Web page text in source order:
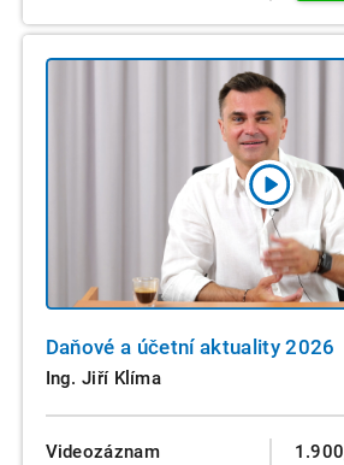
Daňové a účetní aktuality 2026
Ing. Jiří Klíma
Videozáznam